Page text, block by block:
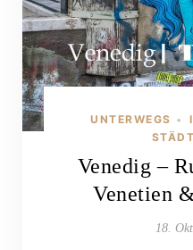
UNTERWEGS •
Venedig –
Venetien
18.